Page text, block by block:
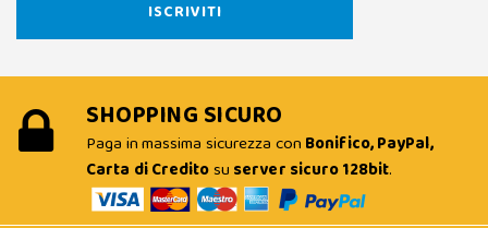
SHOPPING SICURO
Paga in massima sicurezza con Bonifico, PayPal,
Carta di Creditosu server sicuro 128bit.